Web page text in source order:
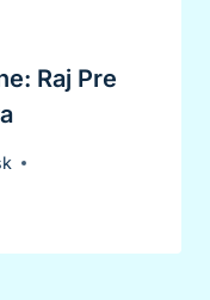
Raj Pre